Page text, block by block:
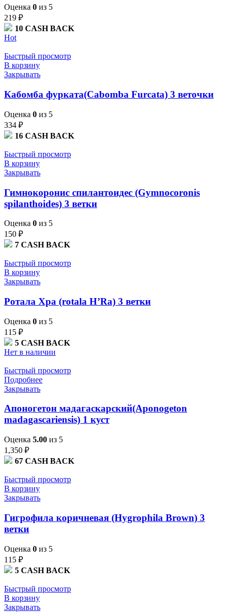
Оценка 0 из 5
219 ₽
10 CASH BACK
Hot
Быстрый просмотр
В корзину
Закрывать
Кабомба фурката(Cabomba Furcata) 3 веточки
Оценка 0 из 5
334 ₽
16 CASH BACK
Быстрый просмотр
В корзину
Закрывать
Гимнокоронис спилантоидес (Gymnocoronis
spilanthoides) 3 ветки
Оценка 0 из 5
150 ₽
7 CASH BACK
Быстрый просмотр
В корзину
Закрывать
Ротала Хра (rotala H’Ra) 3 ветки
Оценка 0 из 5
115 ₽
5 CASH BACK
Нет в наличии
Быстрый просмотр
Подробнее
Закрывать
Апоногетон мадагаскарский(Aponogeton
madagascariensis) 1 куст
Оценка 5.00 из 5
1,350 ₽
67 CASH BACK
Быстрый просмотр
В корзину
Закрывать
Гигрофила коричневая (Hygrophila Brown) 3
ветки
Оценка 0 из 5
115 ₽
5 CASH BACK
Быстрый просмотр
В корзину
Закрывать